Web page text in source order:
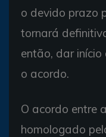
o devido prazo
tornará
então, dar
o acordo.
O acordo entre
homologado